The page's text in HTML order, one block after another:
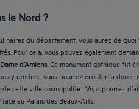
le Nord ?
du département, vous aurez de
Pour cela, vous pouvez également
d’Amiens . Ce monument gothique fut
y rendrez, vous pourrez écouter la
cette ville cosmopolite. Vous pourrez
au Palais des Beaux-Arts.